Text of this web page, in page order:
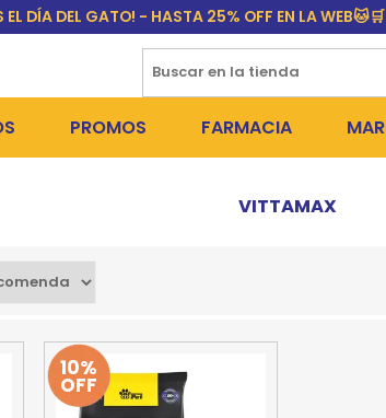
EL DÍA DEL GATO! - HASTA 25% OFF EN LA WEB🐱🛒
PROMOS
OUTLET
FARMACIA
MEDICAMENTOS
VITTAMAX
10%
OFF